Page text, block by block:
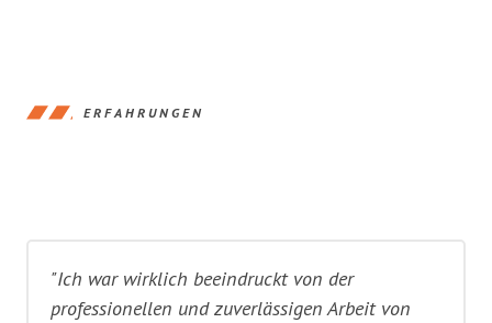
ERFAHRUNGEN
"Ich war wirklich beeindruckt von der
professionellen und zuverlässigen Arbeit von